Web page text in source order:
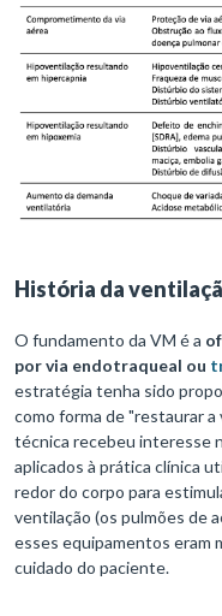
História da
O fundamento da VM é a
por via endotraqueal ou
estratégia tenha sido
como forma de "restaurar a
técnica recebeu interesse
aplicados à prática clínica
redor do corpo para
ventilação (os pulmões de
esses equipamentos eram
cuidado do paciente.